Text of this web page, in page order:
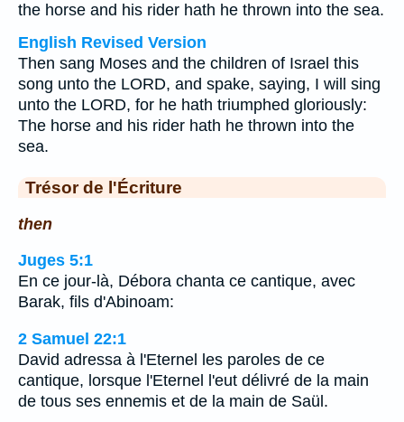
the horse and his rider hath he thrown into the sea.
English Revised Version
Then sang Moses and the children of Israel this
song unto the LORD, and spake, saying, I will sing
unto the LORD, for he hath triumphed gloriously:
The horse and his rider hath he thrown into the
sea.
Trésor de l'Écriture
then
Juges 5:1
En ce jour-là, Débora chanta ce cantique, avec
Barak, fils d'Abinoam:
2 Samuel 22:1
David adressa à l'Eternel les paroles de ce
cantique, lorsque l'Eternel l'eut délivré de la main
de tous ses ennemis et de la main de Saül.